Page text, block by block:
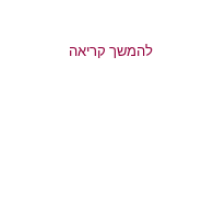
להמשך קריאה